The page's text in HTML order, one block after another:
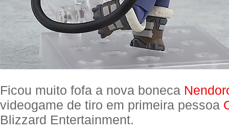
Ficou muito fofa a nova boneca
videogame de tiro em primeira pessoa
Blizzard Entertainment.